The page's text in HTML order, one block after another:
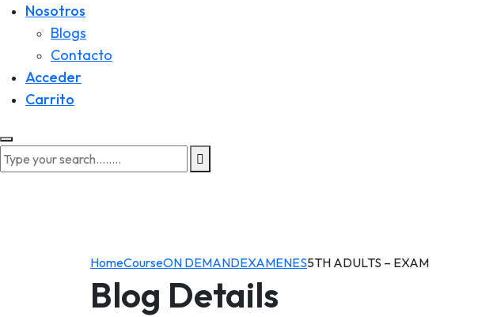
Nosotros
Blogs
Contacto
Acceder
Carrito
HomeCourseON DEMANDEXAMENES5TH ADULTS – EXAM
Blog Details